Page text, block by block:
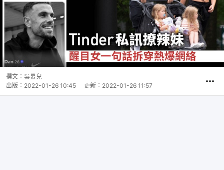
撰文： 吳慕兒
出版： 2022-01-26 10:45 更新： 2022-01-26 11:57